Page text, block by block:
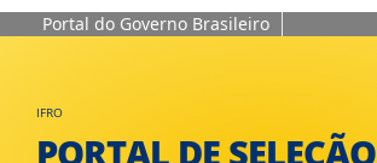
Portal do Governo Brasileiro
IFRO
PORTAL DE SELEÇÃO